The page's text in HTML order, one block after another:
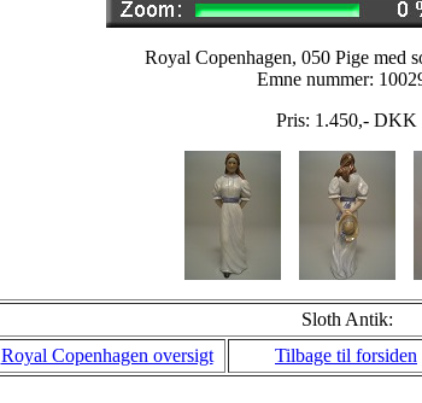
Royal Copenhagen, 050 Pige med
Emne nummer:
Pris: 1.450,- DKK
Sloth Antik:
Royal Copenhagen oversigt
Tilbage til forsiden